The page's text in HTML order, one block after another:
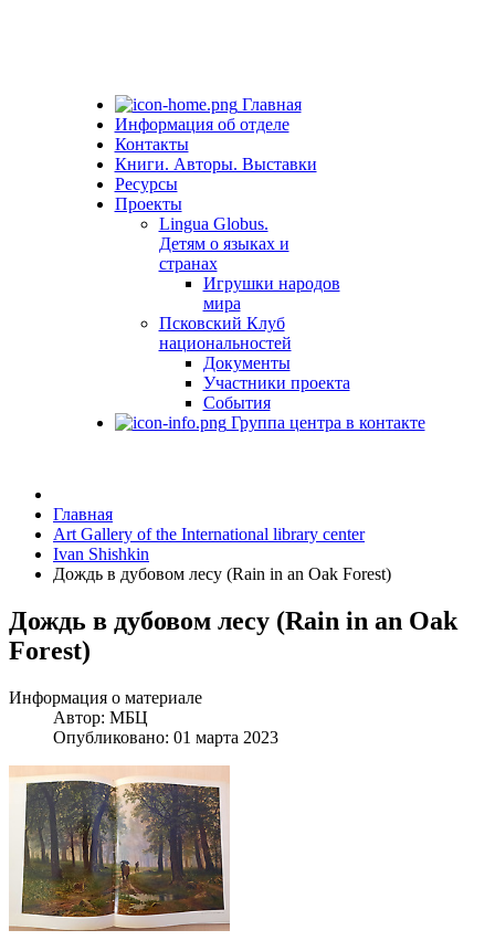
Главная
Информация об отделе
Контакты
Книги. Авторы. Выставки
Ресурсы
Проекты
Lingua Globus.
Детям о языках и
странах
Игрушки народов
мира
Псковский Клуб
национальностей
Документы
Участники проекта
События
Группа центра в контакте
Главная
Art Gallery of the International library center
Ivan Shishkin
Дождь в дубовом лесу (Rain in an Oak Forest)
Дождь в дубовом лесу (Rain in an Oak
Forest)
Информация о материале
Автор: МБЦ
Опубликовано: 01 марта 2023